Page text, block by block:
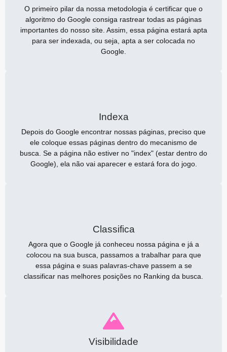
O primeiro pilar da nossa metodologia é certificar que o
algoritmo do Google consiga rastrear todas as páginas
importantes do nosso site. Assim, essa página estará apta
para ser indexada, ou seja, apta a ser colocada no
Google.
Indexa
Depois do Google encontrar nossas páginas, preciso que
ele coloque essas páginas dentro do mecanismo de
busca. Se a página não estiver no "index" (estar dentro do
Google), ela não vai aparecer e estará fora do jogo.
Classifica
Agora que o Google já conheceu nossa página e já a
colocou na sua busca, passamos a trabalhar para que
essa página e suas palavras-chave passem a se
classificar nas melhores posições no Ranking da busca.
Visibilidade